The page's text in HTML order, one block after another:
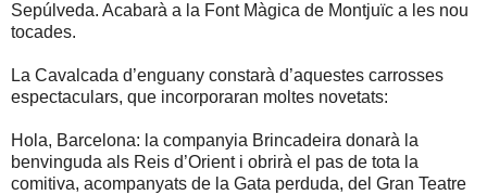
Sepúlveda. Acabarà a la Font Màgica de Montjuïc a les nou
tocades.
La Cavalcada d’enguany constarà d’aquestes carrosses
espectaculars, que incorporaran moltes novetats:
Hola, Barcelona: la companyia Brincadeira donarà la
benvinguda als Reis d’Orient i obrirà el pas de tota la
comitiva, acompanyats de la Gata perduda, del Gran Teatre